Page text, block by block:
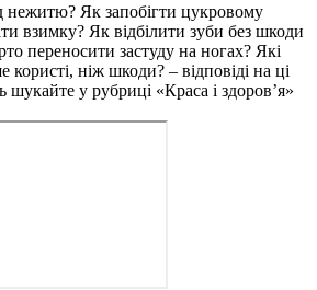
нежитю? Як запобігти цукровому
взимку? Як відбілити зуби без шкоди
переносити застуду на ногах? Які
користі, ніж шкоди? – відповіді на ці
шукайте у рубриці «Краса і здоров’я»